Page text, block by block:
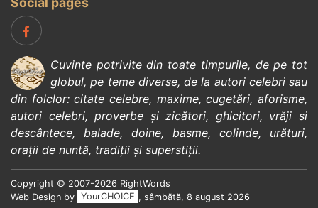
Cuvinte potrivite din toate timpurile, de pe tot
globul, pe teme diverse, de la autori celebrisau
din folclor:citate celebre, maxime,cugetări,aforisme,
autori celebri,proverbe și zicători, ghicitori, vrăji si
descântece, balade, doine, basme, colinde, urături,
orații de nuntă, tradiții și superstiții.
Copyright © 2007-2026 RightWords
Web Design by
YourCHOICE , sâmbătă, 8 august 2026